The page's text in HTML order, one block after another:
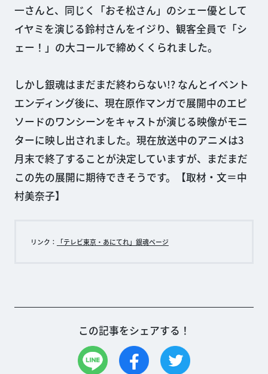
一さんと、同じく「おそ松さん」のシェー優として
イヤミを演じる鈴村さんをイジり、観客全員で「シ
ェー！」の大コールで締めくくられました。
しかし銀魂はまだまだ終わらない!? なんとイベント
エンディング後に、現在原作マンガで展開中のエピ
ソードのワンシーンをキャストが演じる映像がモニ
ターに映し出されました。現在放送中のアニメは3
月末で終了することが決定していますが、まだまだ
この先の展開に期待できそうです。【取材・文＝中
村美奈子】
リンク： 「テレビ東京・あにてれ」銀魂ページ
この記事をシェアする！